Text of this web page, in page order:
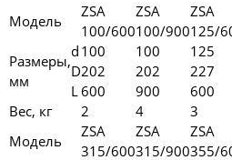
Модель
ZSA
100/600
ZSA
100/900
ZSA
125/
Размеры,
мм
d 100 100 125
D202 202 227
L 600 900 600
Вес, кг
2 4 3
Модель
ZSA
315/600
ZSA
315/900
ZSA
355/